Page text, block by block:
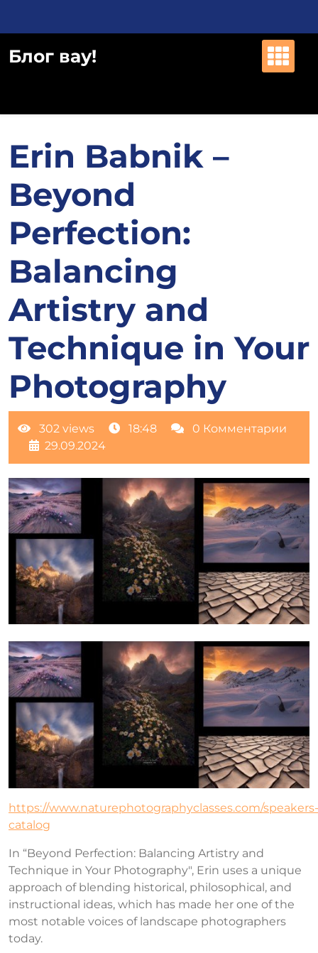
Блог вау!
Erin Babnik –
Beyond
Perfection:
Balancing
Artistry and
Technique in Your
Photography
302 views 18:48
0 Комментарии
29.09.2024
https://www.naturephotographyclasses.com/speakers-
catalog
In “Beyond Perfection: Balancing Artistry and
Technique in Your Photography", Erin uses a unique
approach of blending historical, philosophical, and
instructional ideas, which has made her one of the
most notable voices of landscape photographers
today.